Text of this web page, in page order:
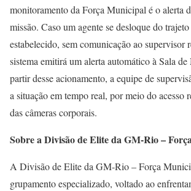
monitoramento da Força Municipal é o alerta
missão. Caso um agente se desloque do
estabelecido, sem comunicação ao supervisor
sistema emitirá um alerta automático à Sala
partir desse acionamento, a equipe de
a situação em tempo real, por meio do acesso
das câmeras corporais.
Sobre a Divisão de Elite da GM-Rio –
A Divisão de Elite da GM-Rio – Força
grupamento especializado, voltado ao